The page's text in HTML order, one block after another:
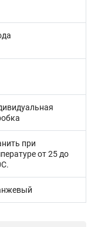
при
от 25 до